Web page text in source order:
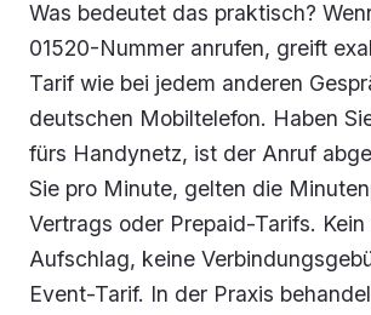
Was bedeutet das praktisch?
01520-Nummer anrufen, greift
Tarif wie bei jedem anderen
deutschen Mobiltelefon. Haben
fürs Handynetz, ist der Anruf
Sie pro Minute, gelten die
Vertrags oder Prepaid-Tarifs.
Aufschlag, keine
Event-Tarif. In der Praxis